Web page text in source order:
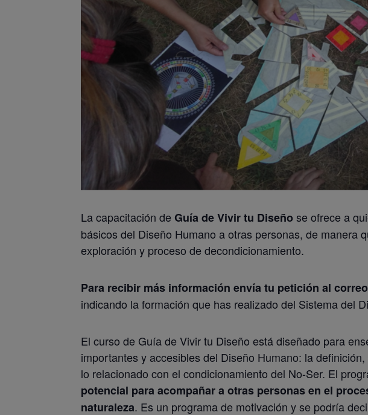
La capacitación deGuía de Vivir tu Diseño se ofrece a
básicos del Diseño Humano a otras personas, de manera
exploración y proceso de decondicionamiento.
Para recibir más información envía tu petición al
indicando la formación que has realizado del Sistema del
El curso de Guía de Vivir tu Diseño está diseñado para
importantes y accesibles del Diseño Humano: la
lo relacionado con el condicionamiento del No-Ser. El
potencial para acompañar a otras personas en el
naturaleza. Es un programa de motivación y se podría